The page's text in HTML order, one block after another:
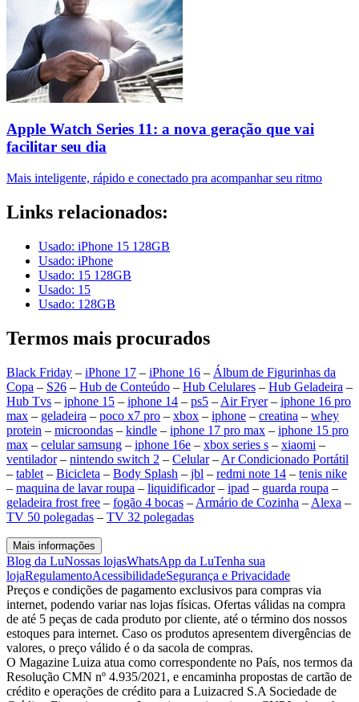
Apple Watch Series 11: a nova geração que vai
facilitar seu dia
Mais inteligente, rápido e conectado pra acompanhar seu ritmo
Links relacionados:
Usado: iPhone 15 128GB
Usado: iPhone
Usado: 15 128GB
Usado: 15
Usado: 128GB
Termos mais procurados
Black Friday – iPhone 17 – iPhone 16 – Álbum de Figurinhas da
Copa – S26 – Hub de Conteúdo – Hub Celulares – Hub Geladeira –
Hub Tvs – iphone 15 – iphone 14 – ps5 – Air Fryer– iphone 16 pro
max – geladeira – poco x7 pro – xbox – iphone – creatina – whey
protein – microondas – kindle – iphone 17 pro max – iphone 15 pro
max – celular samsung – iphone 16e – xbox series s – xiaomi –
ventilador– nintendo switch 2 – Celular– Ar Condicionado Portátil
– tablet – Bicicleta – Body Splash – jbl – redmi note 14 – tenis nike
– maquina de lavar roupa – liquidificador– ipad – guarda roupa –
geladeira frost free – fogão 4 bocas – Armário de Cozinha – Alexa –
TV 50 polegadas – TV 32 polegadas
Mais informações
Blog da LuNossas lojasWhatsApp da LuTenha sua
lojaRegulamentoAcessibilidadeSegurança e Privacidade
Preços e condições de pagamento exclusivos para compras via
internet, podendo variar nas lojas físicas. Ofertas válidas na compra
de até 5 peças de cada produto por cliente, até o término dos nossos
estoques para internet. Caso os produtos apresentem divergências de
valores, o preço válido é o da sacola de compras.
O Magazine Luiza atua como correspondente no País, nos termos da
Resolução CMN nº 4.935/2021, e encaminha propostas de cartão de
crédito e operações de crédito para a Luizacred S.A Sociedade de